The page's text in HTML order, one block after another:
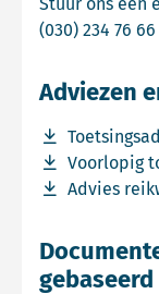
(030) 234 76 66
Adviezen
Download
Voorlopig
Download
Advies
Download
gebaseerd